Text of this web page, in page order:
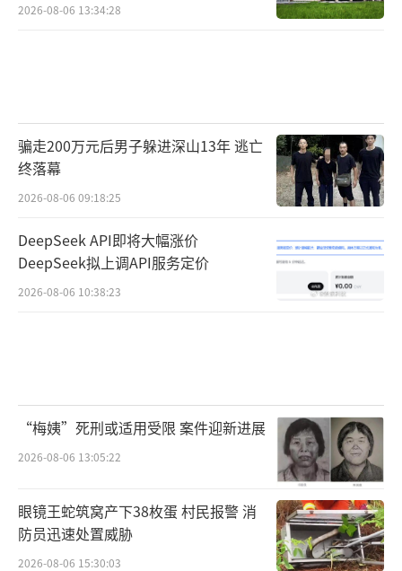
2026-08-06 13:34:28
骗走200万元后男子躲进深山13年 逃亡
终落幕
2026-08-06 09:18:25
DeepSeek API即将大幅涨价
DeepSeek拟上调API服务定价
2026-08-06 10:38:23
“梅姨”死刑或适用受限 案件迎新进展
2026-08-06 13:05:22
眼镜王蛇筑窝产下38枚蛋 村民报警 消
防员迅速处置威胁
2026-08-06 15:30:03